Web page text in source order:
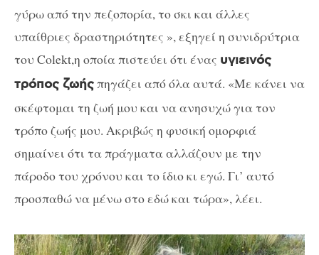
γύρω από την πεζοπορία, το σκι και άλλες
υπαίθριες δραστηριότητες », εξηγεί η συνιδρύτρια
του Colekt,η οποία πιστεύει ότι ένας υγιεινός
τρόπος ζωήςπηγάζει από όλα αυτά. «Με κάνει να
σκέφτομαι τη ζωή μου και να ανησυχώ για τον
τρόπο ζωής μου. Ακριβώς η φυσική ομορφιά
σημαίνει ότι τα πράγματα αλλάζουν με την
πάροδο του χρόνου και το ίδιο κι εγώ. Γι’ αυτό
προσπαθώ να μένω στο εδώ και τώρα», λέει.